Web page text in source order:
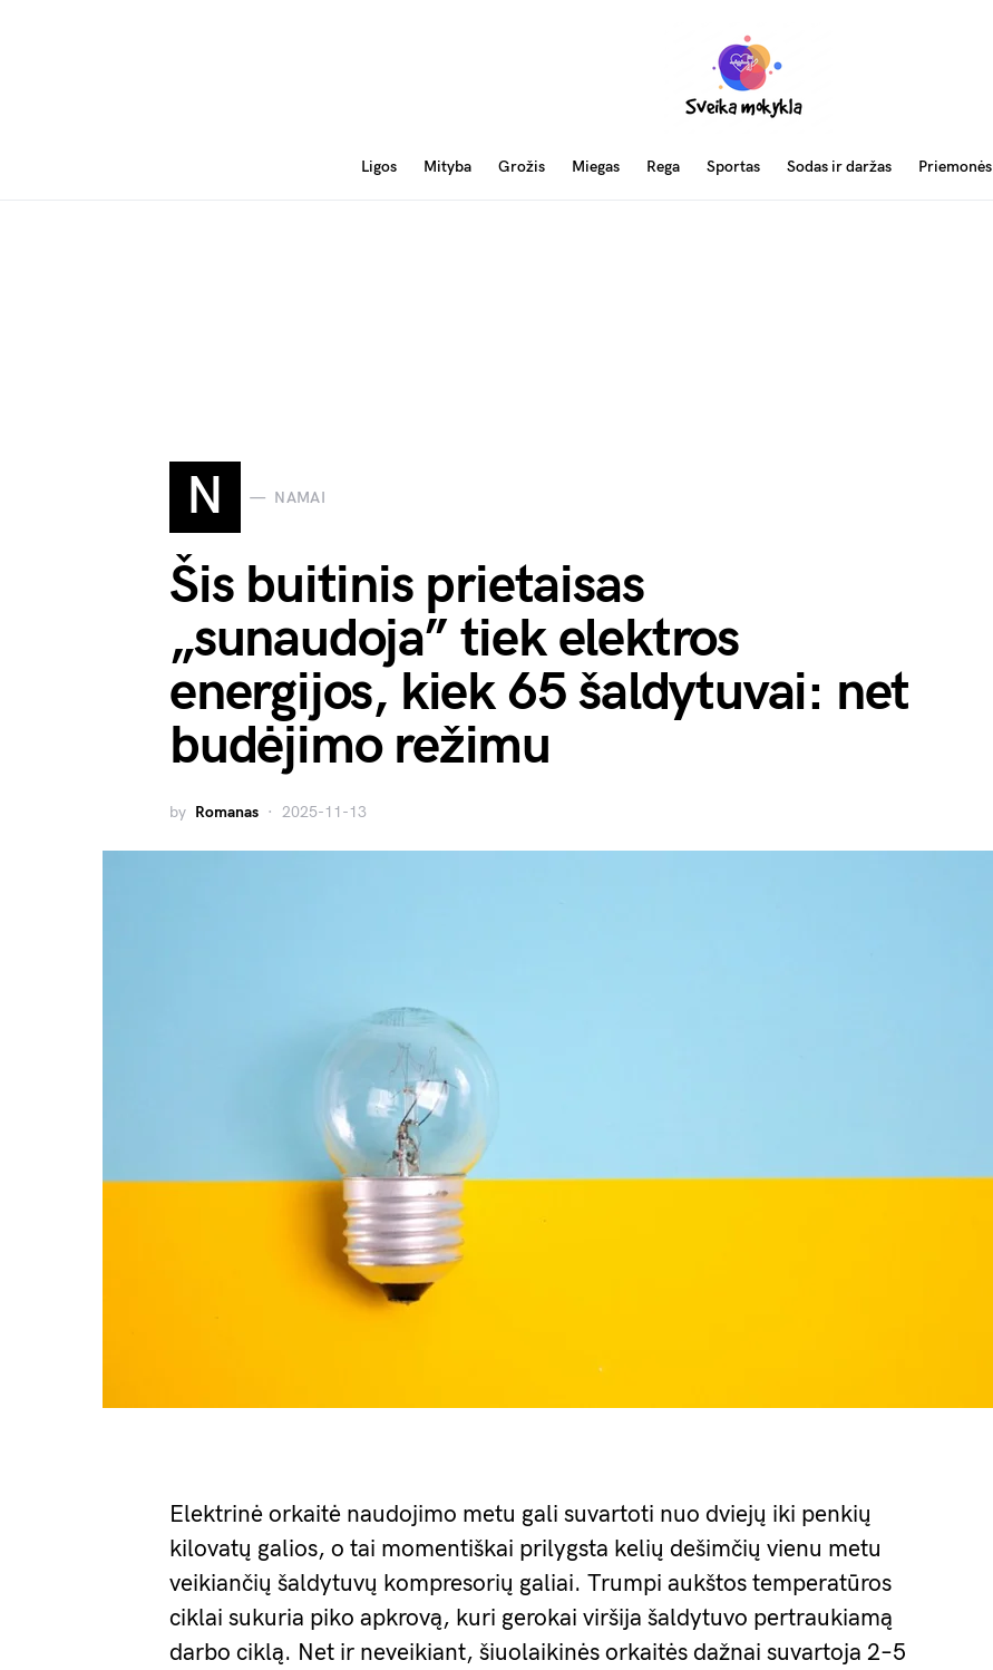
Ligos Mityba Grožis Miegas Rega Sportas Sodas ir daržas Priemonės
N NAMAI
Šis buitinis prietaisas
„sunaudoja” tiek elektros
energijos, kiek 65 šaldytuvai: net
budėjimo režimu
by Romanas 2025-11-13
Elektrinė orkaitė naudojimo metu gali suvartoti nuo dviejų iki penkių
kilovatų galios, o tai momentiškai prilygsta kelių dešimčių vienu metu
veikiančių šaldytuvų kompresorių galiai. Trumpi aukštos temperatūros
ciklai sukuria piko apkrovą, kuri gerokai viršija šaldytuvo pertraukiamą
darbo ciklą. Net ir neveikiant, šiuolaikinės orkaitės dažnai suvartoja 2–5